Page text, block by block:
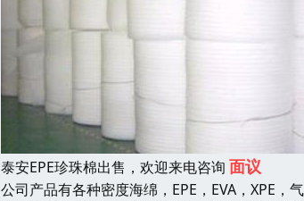
泰安EPE珍珠棉出售，欢迎来电咨询 面议
公司产品有各种密度海绵，EPE，EVA，XPE